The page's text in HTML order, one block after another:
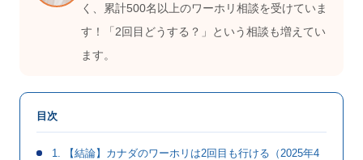
く、累計500名以上のワーホリ相談を受けていま
す！「2回目どうする？」という相談も増えてい
ます。
目次
1. 【結論】カナダのワーホリは2回目も行ける（2025年4